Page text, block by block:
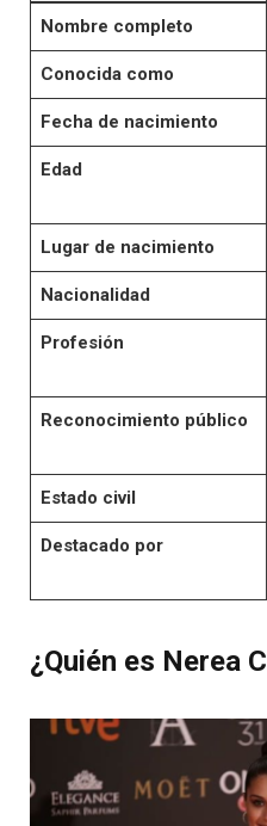
Nombre completo
Conocida como
Fecha de nacimiento
Edad
Lugar de nacimiento
Nacionalidad
Profesión
Reconocimiento público
Estado civil
Destacado por
¿Quién es Nerea